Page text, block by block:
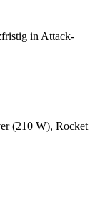
in Attack-
(210 W), Rocket